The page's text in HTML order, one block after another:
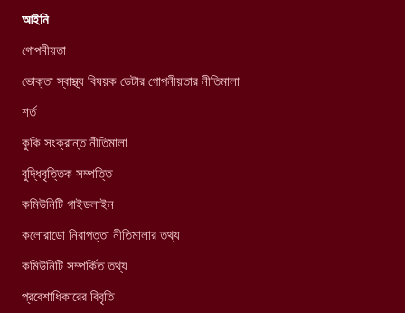
আইনি
গোপনীয়তা
ভোক্তা স্বাস্থ্য বিষয়ক ডেটার গোপনীয়তার নীতিমালা
শর্ত
কুকি সংক্রান্ত নীতিমালা
বুদ্ধিবৃত্তিক সম্পত্তি
কমিউনিটি গাইডলাইন
কলোরাডো নিরাপত্তা নীতিমালার তথ্য
কমিউনিটি সম্পর্কিত তথ্য
প্রবেশাধিকারের বিবৃতি